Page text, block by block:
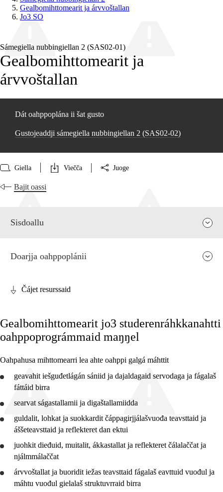
Gealbomihttomearit ja árvvoštallan
Jo3 SO
Sámegiella nubbingiellan 2 (SAS02‑01)
Gealbomihttomearit ja
árvvoštallan
Dát oahppoplána ii šat gusto
Gustojeaddji sámegiella nubbingiellan 2 (SAS02‑02)
Giella Viečča Juoge
Bajit oassi
Sisdoallu
Guovddášelemeanttat
Fágaidrasttideaddji fáttát
Vuođđogálggat
2. ceahkki
7. ceahkki
10. ceahkki
Doarjja oahppoplánii
Čájet resurssaid
Gealbomihttomearit jo3 studerenráhkkanahtti
oahppoprográmmaid maŋŋel
Oahpahusa mihttomearri lea ahte oahppi galgá máhttit
geavahit iešguđetlágán sániid ja dajaldagaid servodaga ja fágalaš
fáttáid birra
searvat ságastallamii ja digaštallamiidda
guldalit, lohkat ja suokkardit čáppagirjjálašvuođa teavsttaid ja
áššeteavsttaid ja reflekteret dan ektui
juohkit dieđuid, muitalit, ákkastallat ja reflekteret čálalaččat ja
njálmmálaččat
árvvoštallat ja buoridit iežas teavsttaid fágalaš eavttuid vuođul ja
máhtu vuođul gielalaš struktuvrraid birra